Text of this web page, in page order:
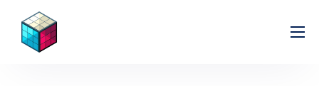
Pricing